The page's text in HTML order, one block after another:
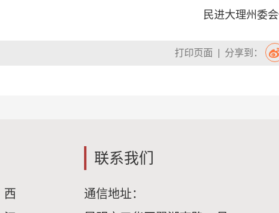
民进大理州委
| 分享到：
打印页面
联系我们
通信地址：